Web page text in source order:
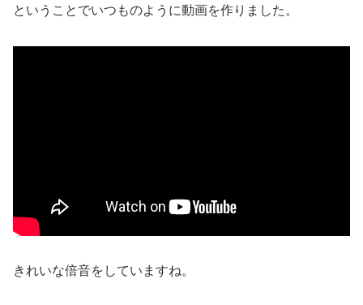
ということでいつものように動画を作りました。
きれいな倍音をしていますね。